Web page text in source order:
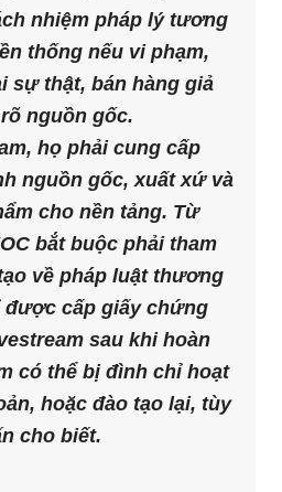
nhiệm pháp lý tương
thống nếu vi phạm,
sự thật, bán hàng giả
nguồn gốc.
họ phải cung cấp
nguồn gốc, xuất xứ và
cho nền tảng. Từ
bắt buộc phải tham
về pháp luật thương
cấp giấy chứng
sau khi hoàn
có thể bị đình chỉ hoạt
hoặc đào tạo lại, tùy
cho biết.